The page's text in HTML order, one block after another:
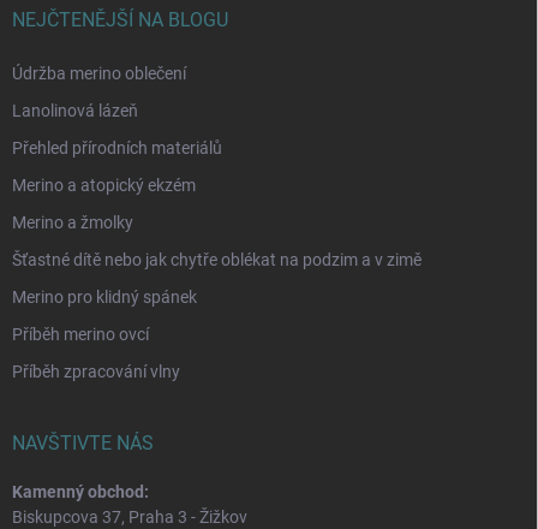
NEJČTENĚJŠÍ NA BLOGU
Údržba merino oblečení
Lanolinová lázeň
Přehled přírodních materiálů
Merino a atopický ekzém
Merino a žmolky
Šťastné dítě nebo jak chytře oblékat na podzim a v zimě
Merino pro klidný spánek
Příběh merino ovcí
Příběh zpracování vlny
NAVŠTIVTE NÁS
Kamenný obchod:
Biskupcova 37, Praha 3 - Žižkov